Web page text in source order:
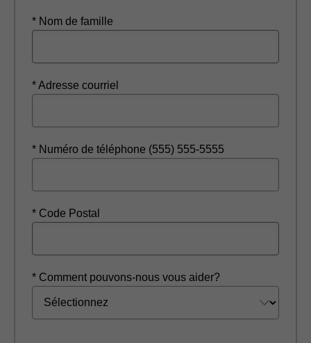
* Nom de famille
* Adresse courriel
* Numéro de téléphone (555) 555-5555
* Code Postal
* Comment pouvons-nous vous aider?